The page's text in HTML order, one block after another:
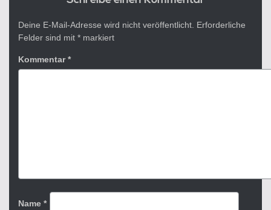
Deine E-Mail-Adresse wird nicht veröffentlicht. Erforderliche
Felder sind mit * markiert
Kommentar*
Name *